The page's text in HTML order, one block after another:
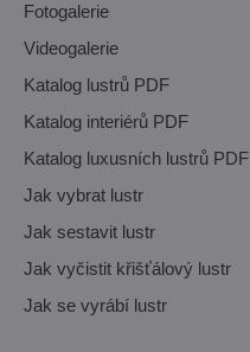
Fotogalerie
Videogalerie
Katalog lustrů PDF
Katalog interiérů PDF
Katalog luxusních lustrů PDF
Jak vybrat lustr
Jak sestavit lustr
Jak vyčistit křišťálový lustr
Jak se vyrábí lustr